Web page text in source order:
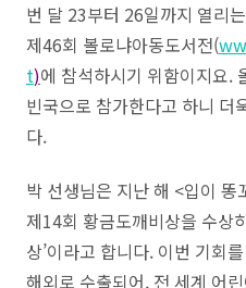
번 달 23부터 26일까지 열리는
제46회 볼로냐아동도서전(
t)에 참석하시기 위함이지요.
빈국으로 참가한다고 하니 더
다.
박 선생님은 지난 해 <입이
제14회 황금도깨비상을 수상
상’이라고 합니다. 이번 기회
해외로 수출되어, 전 세계 어